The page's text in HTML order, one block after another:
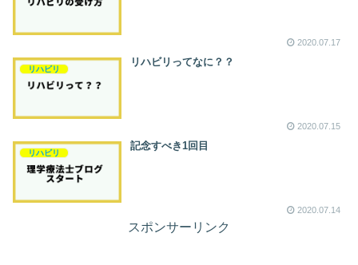
2020.07.17
リハビリ
リハビリってなに？？
2020.07.15
リハビリ
記念すべき1回目
2020.07.14
スポンサーリンク